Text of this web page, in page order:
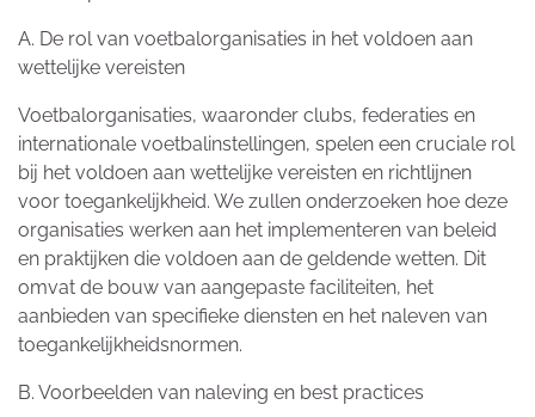
A. De rol van voetbalorganisaties in het voldoen aan
wettelijke vereisten
Voetbalorganisaties, waaronder clubs, federaties en
internationale voetbalinstellingen, spelen een cruciale rol
bij het voldoen aan wettelijke vereisten en richtlijnen
voor toegankelijkheid. We zullen onderzoeken hoe deze
organisaties werken aan het implementeren van beleid
en praktijken die voldoen aan de geldende wetten. Dit
omvat de bouw van aangepaste faciliteiten, het
aanbieden van specifieke diensten en het naleven van
toegankelijkheidsnormen.
B. Voorbeelden van naleving en best practices